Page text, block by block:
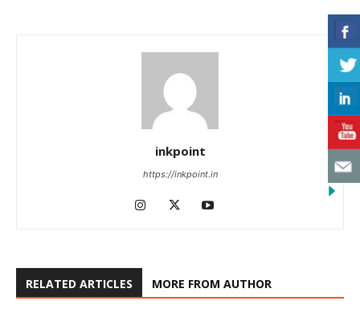
inkpoint
https://inkpoint.in
RELATED ARTICLES MORE FROM AUTHOR